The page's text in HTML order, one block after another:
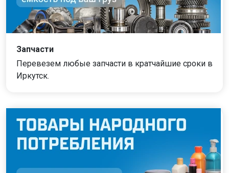
Запчасти
Перевезем любые запчасти в кратчайшие сроки в
Иркутск.